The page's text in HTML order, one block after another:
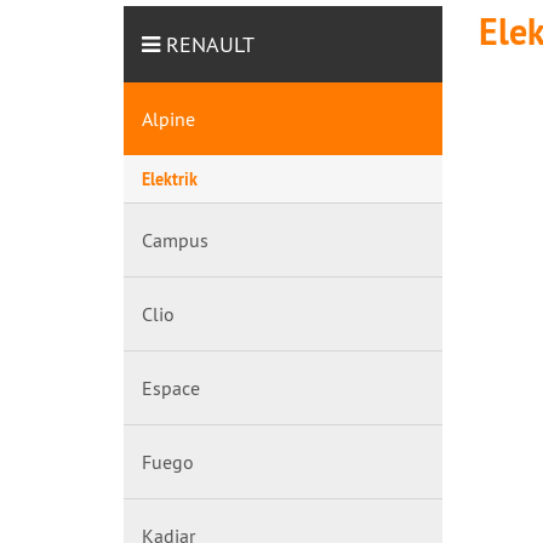
RENAULT
Alpine
Elektrik
Campus
Clio
Espace
Fuego
Kadjar